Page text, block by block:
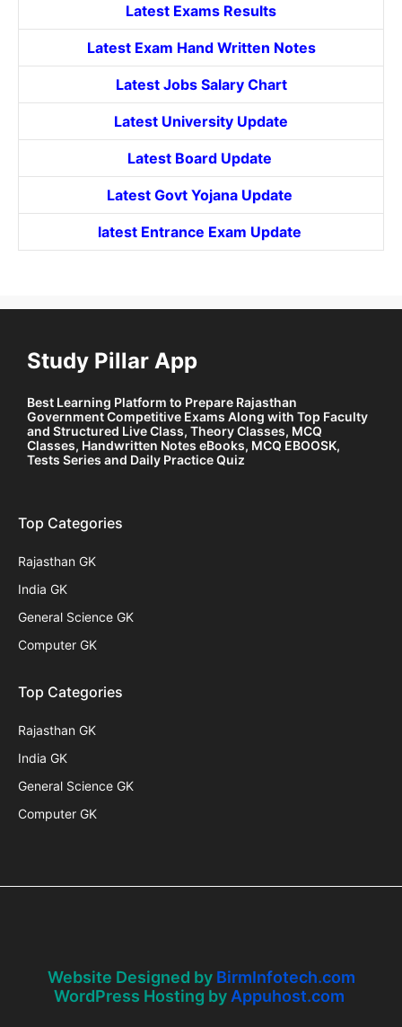
Latest Exams Results
Latest Exam Hand Written Notes
Latest Jobs Salary Chart
Latest University Update
Latest Board Update
Latest Govt YojanaUpdate
latest Entrance Exam Update
Study Pillar App
Best Learning Platform to Prepare Rajasthan
Government Competitive Exams Along with Top Faculty
and Structured Live Class, Theory Classes, MCQ
Classes, Handwritten Notes eBooks, MCQ EBOOSK,
Tests Series and Daily Practice Quiz
Top Categories
Rajasthan GK
India GK
General Science GK
Computer GK
Top Categories
Rajasthan GK
India GK
General Science GK
Computer GK
Website Designed by BirmInfotech.com
WordPress Hosting by Appuhost.com